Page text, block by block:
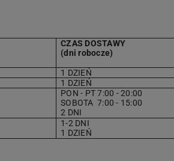
CZAS DOSTAWY
(dni robocze)
1 DZIEŃ
1 DZIEŃ
PON - PT 7:00 - 20:00
SOBOTA 7:00 - 15:00
2 DNI
1-2 DNI
1 DZIEŃ